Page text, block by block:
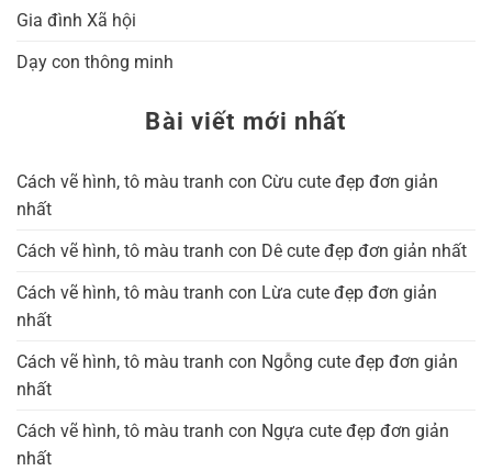
Gia đình Xã hội
Dạy con thông minh
Bài viết mới nhất
Cách vẽ hình, tô màu tranh con Cừu cute đẹp đơn giản
nhất
Cách vẽ hình, tô màu tranh con Dê cute đẹp đơn giản nhất
Cách vẽ hình, tô màu tranh con Lừa cute đẹp đơn giản
nhất
Cách vẽ hình, tô màu tranh con Ngỗng cute đẹp đơn giản
nhất
Cách vẽ hình, tô màu tranh con Ngựa cute đẹp đơn giản
nhất